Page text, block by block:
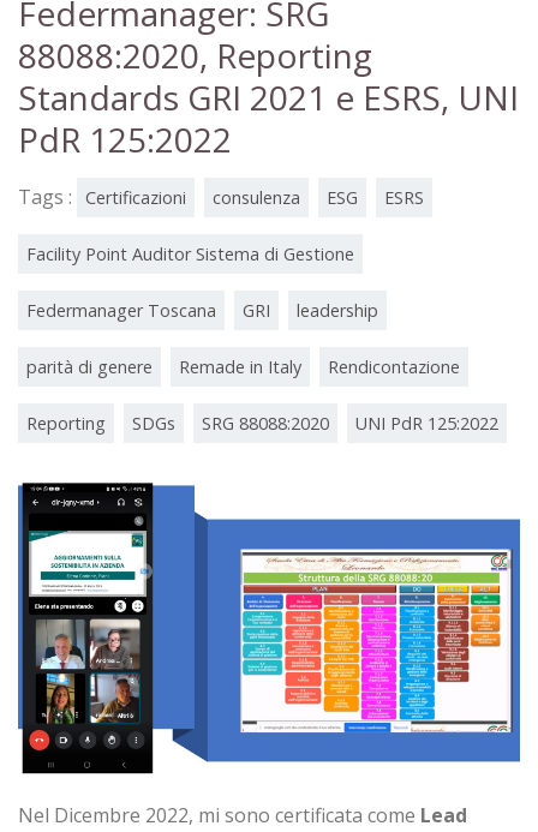
Federmanager: SRG
88088:2020, Reporting
Standards GRI 2021 e ESRS, UNI
PdR 125:2022
Tags : Certificazioni consulenza ESG ESRS
Facility Point Auditor Sistema di Gestione
Federmanager Toscana GRI leadership
parità di genere Remade in Italy Rendicontazione
Reporting SDGs SRG 88088:2020 UNI PdR 125:2022
Nel Dicembre 2022, mi sono certificata come Lead